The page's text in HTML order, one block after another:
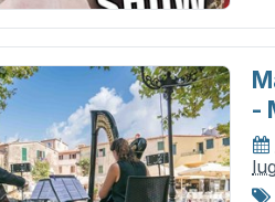
-